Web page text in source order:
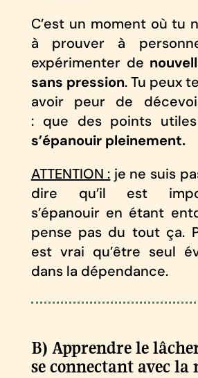
C’est un moment où tu
à prouver à
expérimenter de
sans pression. Tu peux
avoir peur de
: que des points
s’épanouir pleinement.
ATTENTION : je ne suis
dire qu’il est
s’épanouir en étant
pense pas du tout ça.
est vrai qu’être seul
dans la dépendance.
B) Apprendre le
se connectant avec la